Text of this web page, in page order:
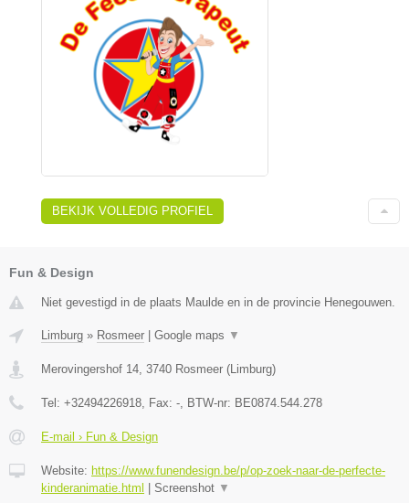
BEKIJK VOLLEDIG PROFIEL
Fun & Design
Niet gevestigd in de plaats Maulde en in de provincie Henegouwen.
Limburg » Rosmeer | Google maps ▼
Merovingershof 14 3740 Rosmeer (Limburg)
Tel: +32494226918 , Fax: - , BTW-nr: BE0874.544.278
E-mail › Fun & Design
Website: https://www.funendesign.be/p/op-zoek-naar-de-perfecte-
kinderanimatie.html | Screenshot ▼